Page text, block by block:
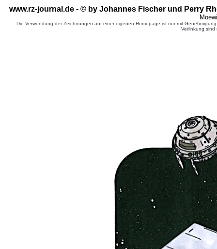
www.rz-journal.de - © by Johannes Fischer und Perry
Die Verwendung der Zeichnungen auf einer eigenen Homepage ist nur mit
Verlinkung sind